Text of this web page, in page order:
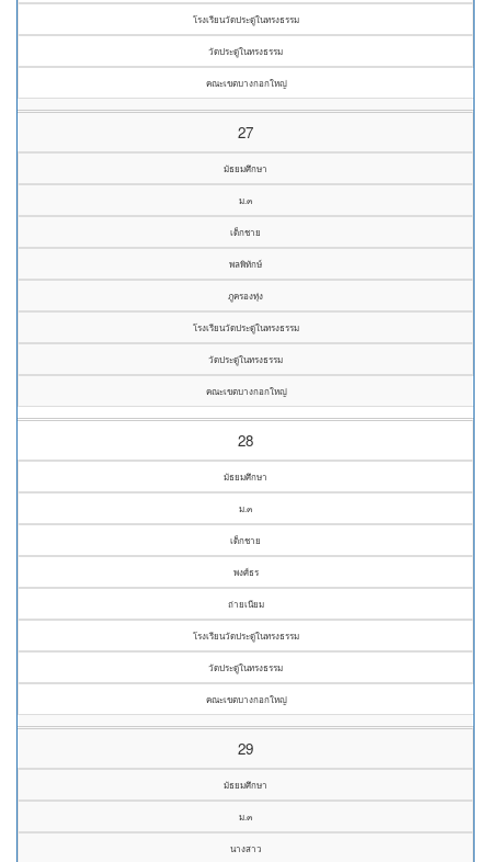
โรงเรียนวัดประดู่ในทรงธรรม
วัดประดู่ในทรงธรรม
คณะเขตบางกอกใหญ่
27
มัธยมศึกษา
ม.๓
เด็กชาย
พลพิทักษ์
ภูครองทุ่ง
โรงเรียนวัดประดู่ในทรงธรรม
วัดประดู่ในทรงธรรม
คณะเขตบางกอกใหญ่
28
มัธยมศึกษา
ม.๓
เด็กชาย
พงศ์ธร
ถ่ายเนียม
โรงเรียนวัดประดู่ในทรงธรรม
วัดประดู่ในทรงธรรม
คณะเขตบางกอกใหญ่
29
มัธยมศึกษา
ม.๓
นางสาว